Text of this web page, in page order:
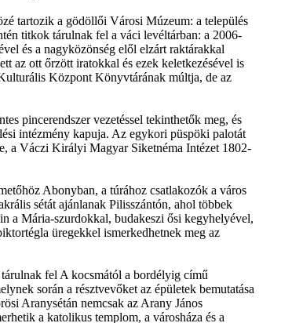
tartozik a gödöllői Városi Múzeum: a település
titkok tárulnak fel a váci levéltárban: a 2006-
és a nagyközönség elől elzárt raktárakkal
az ott őrzött iratokkal és ezek keletkezésével is
Központ Könyvtárának múltja, de az
pincerendszer vezetéssel tekinthetők meg, és
intézmény kapuja. Az egykori püspöki palotát
a Váczi Királyi Magyar Siketnéma Intézet 1802-
Abonyban, a túrához csatlakozók a város
sétát ajánlanak Pilisszántón, ahol többek
a Mária-szurdokkal, budakeszi ősi kegyhelyével,
üregekkel ismerkedhetnek meg az
fel A kocsmától a bordélyig című
során a résztvevőket az épületek bemutatása
Aranysétán nemcsak az Arany János
a katolikus templom, a városháza és a